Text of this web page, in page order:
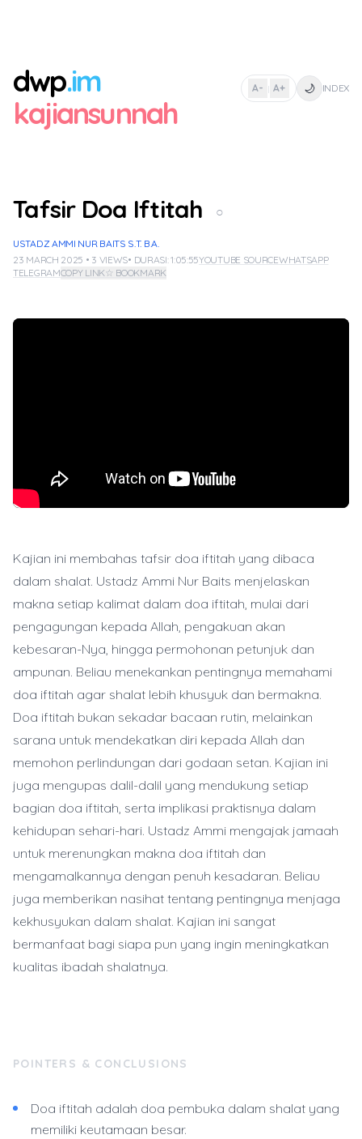
dwp.im
kajiansunnah
A- | A+ 🌙 INDEX
Tafsir Doa Iftitah ○
USTADZ AMMI NUR BAITS S.T. B.A.
23 MARCH 2025 • 3 VIEWS• DURASI: 1:05:55YOUTUBE SOURCEWHATSAPP
TELEGRAMCOPY LINK☆ BOOKMARK
Kajian ini membahas tafsir doa iftitah yang dibaca
dalam shalat. Ustadz Ammi Nur Baits menjelaskan
makna setiap kalimat dalam doa iftitah, mulai dari
pengagungan kepada Allah, pengakuan akan
kebesaran-Nya, hingga permohonan petunjuk dan
ampunan. Beliau menekankan pentingnya memahami
doa iftitah agar shalat lebih khusyuk dan bermakna.
Doa iftitah bukan sekadar bacaan rutin, melainkan
sarana untuk mendekatkan diri kepada Allah dan
memohon perlindungan dari godaan setan. Kajian ini
juga mengupas dalil-dalil yang mendukung setiap
bagian doa iftitah, serta implikasi praktisnya dalam
kehidupan sehari-hari. Ustadz Ammi mengajak jamaah
untuk merenungkan makna doa iftitah dan
mengamalkannya dengan penuh kesadaran. Beliau
juga memberikan nasihat tentang pentingnya menjaga
kekhusyukan dalam shalat. Kajian ini sangat
bermanfaat bagi siapa pun yang ingin meningkatkan
kualitas ibadah shalatnya.
POINTERS & CONCLUSIONS
Doa iftitah adalah doa pembuka dalam shalat yang
memiliki keutamaan besar.